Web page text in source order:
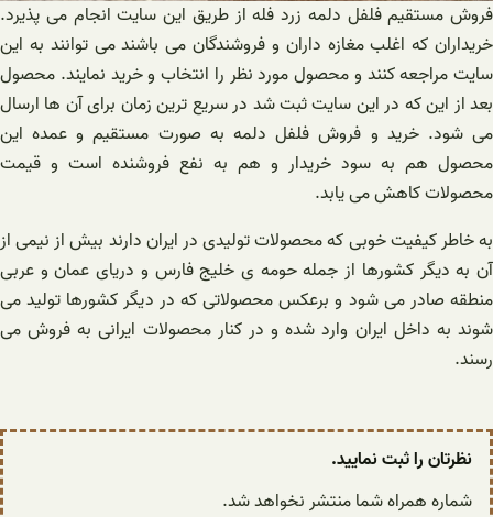
فروش مستقیم فلفل دلمه زرد فله از طریق این سایت انجام می پذیرد.
خریداران که اغلب مغازه داران و فروشندگان می باشند می توانند به این
سایت مراجعه کنند و محصول مورد نظر را انتخاب و خرید نمایند. محصول
بعد از این که در این سایت ثبت شد در سریع ترین زمان برای آن ها ارسال
می شود. خرید و فروش فلفل دلمه به صورت مستقیم و عمده این
محصول هم به سود خریدار و هم به نفع فروشنده است و قیمت
محصولات کاهش می یابد.
به خاطر کیفیت خوبی که محصولات تولیدی در ایران دارند بیش از نیمی از
آن به دیگر کشورها از جمله حومه ی خلیج فارس و دریای عمان و عربی
منطقه صادر می شود و برعکس محصولاتی که در دیگر کشورها تولید می
شوند به داخل ایران وارد شده و در کنار محصولات ایرانی به فروش می
رسند.
نظرتان را ثبت نمایید.
شماره همراه شما منتشر نخواهد شد.